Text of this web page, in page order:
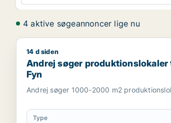
4 aktive søgeannoncer lige nu
Andrej søger produktionslokaler til
14 d siden
Andrej søger produktionslokaler
Fyn
Andrej søger 1000-2000 m2
Type